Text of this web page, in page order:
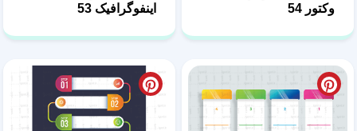
وکتور 54
اینفوگرافیک 53